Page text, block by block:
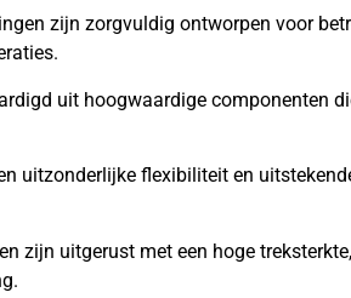
zijn zorgvuldig ontworpen voor
uit hoogwaardige componenten
uitzonderlijke flexibiliteit en
zijn uitgerust met een hoge